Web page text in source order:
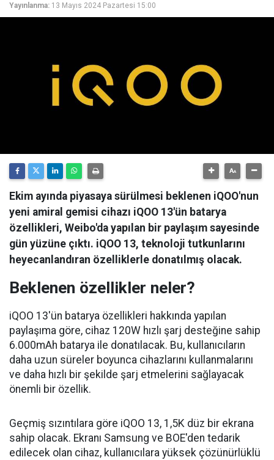
Yayınlanma: 13 Mayıs 2024 Pazartesi 15:00
Ekim ayında piyasaya sürülmesi beklenen iQOO'nun
yeni amiral gemisi cihazı iQOO 13'ün batarya
özellikleri, Weibo'da yapılan bir paylaşım sayesinde
gün yüzüne çıktı. iQOO 13, teknoloji tutkunlarını
heyecanlandıran özelliklerle donatılmış olacak.
Beklenen özellikler neler?
iQOO 13'ün batarya özellikleri hakkında yapılan
paylaşıma göre, cihaz 120W hızlı şarj desteğine sahip
6.000mAh batarya ile donatılacak. Bu, kullanıcıların
daha uzun süreler boyunca cihazlarını kullanmalarını
ve daha hızlı bir şekilde şarj etmelerini sağlayacak
önemli bir özellik.
Geçmiş sızıntılara göre iQOO 13, 1,5K düz bir ekrana
sahip olacak. Ekranı Samsung ve BOE'den tedarik
edilecek olan cihaz, kullanıcılara yüksek çözünürlüklü